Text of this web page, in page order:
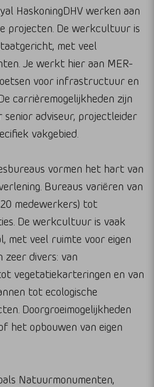
HaskoningDHV werken aan
De werkcultuur is
met veel
Je werkt hier aan MER-
voor infrastructuur en
carrièremogelijkheden zijn
senior adviseur, projectleider
vakgebied.
vormen het hart van
Bureaus variëren van
medewerkers) tot
De werkcultuur is vaak
met veel ruimte voor eigen
zeer divers: van
vegetatiekarteringen en van
tot ecologische
Doorgroeimogelijkheden
het opbouwen van eigen
Natuurmonumenten,